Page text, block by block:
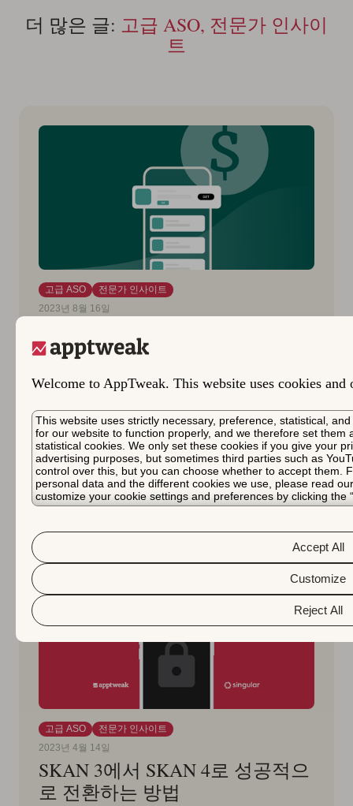
Welcome to AppTweak. This website uses cookies
This website uses strictly necessary, preference, statistical,
for our website to function properly, and we therefore set them
statistical cookies. We only set these cookies if you give your
advertising purposes, but sometimes third parties such as
control over this, but you can choose whether to accept them.
personal data and the different cookies we use, please read
customize your cookie settings and preferences by clicking the
Reject All
Customize
Accept All
더 많은 글: 고급 ASO, 전문가 인사이
트
고급 ASO
전문가 인사이트
2023년 8월 16일
완하기
ASO와 유료 사용자 확보를 일치시키는 것이 앱의
시오.
Marcos Barceló
고급 ASO
전문가 인사이트
2023년 4월 14일
SKAN 3에서 SKAN 4로 성공적으
로 전환하는 방법